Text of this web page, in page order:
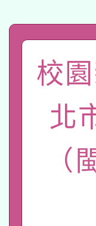
礎課
A3
「數
pilot
薪
轉
業
用
115
桃
本
校
北
（